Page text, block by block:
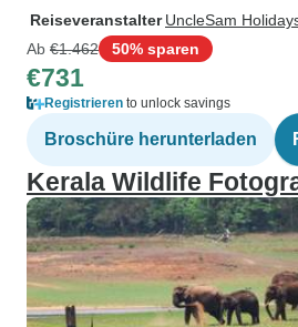
Reiseveranstalter UncleSam
Ab €1.462 50% sparen
€731
Registrieren to unlock savings
Broschüre herunterladen
Kerala Wildlife